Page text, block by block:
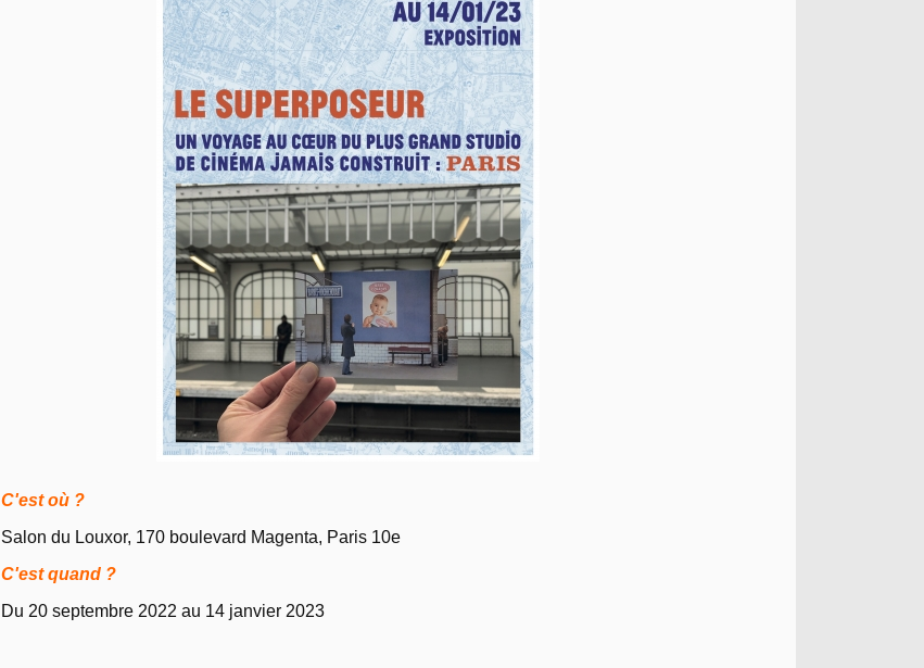
C'est où ?
Salon du Louxor, 170 boulevard Magenta, Paris 10e
C'est quand ?
Du 20 septembre 2022 au 14 janvier 2023